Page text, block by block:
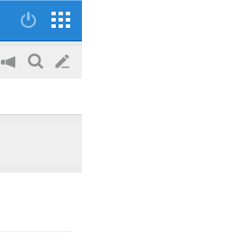
공
on/off
검
글
쓰